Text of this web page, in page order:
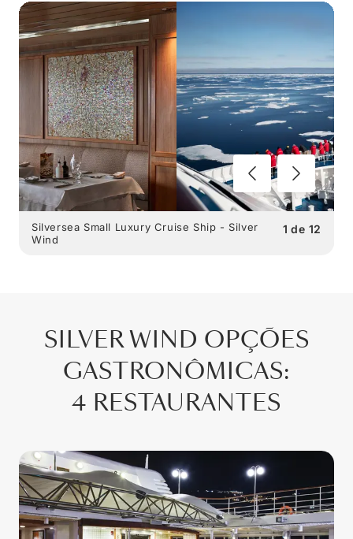
1 de 12
Silversea Small Luxury Cruise Ship - Silver
Wind
SILVER WIND OPÇÕES
GASTRONÔMICAS:
4 RESTAURANTES